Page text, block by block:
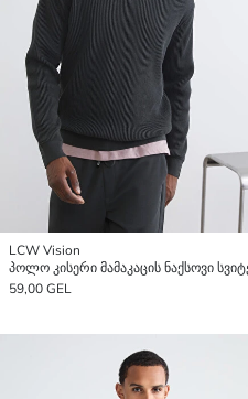
LCW Vision
59,00 GEL